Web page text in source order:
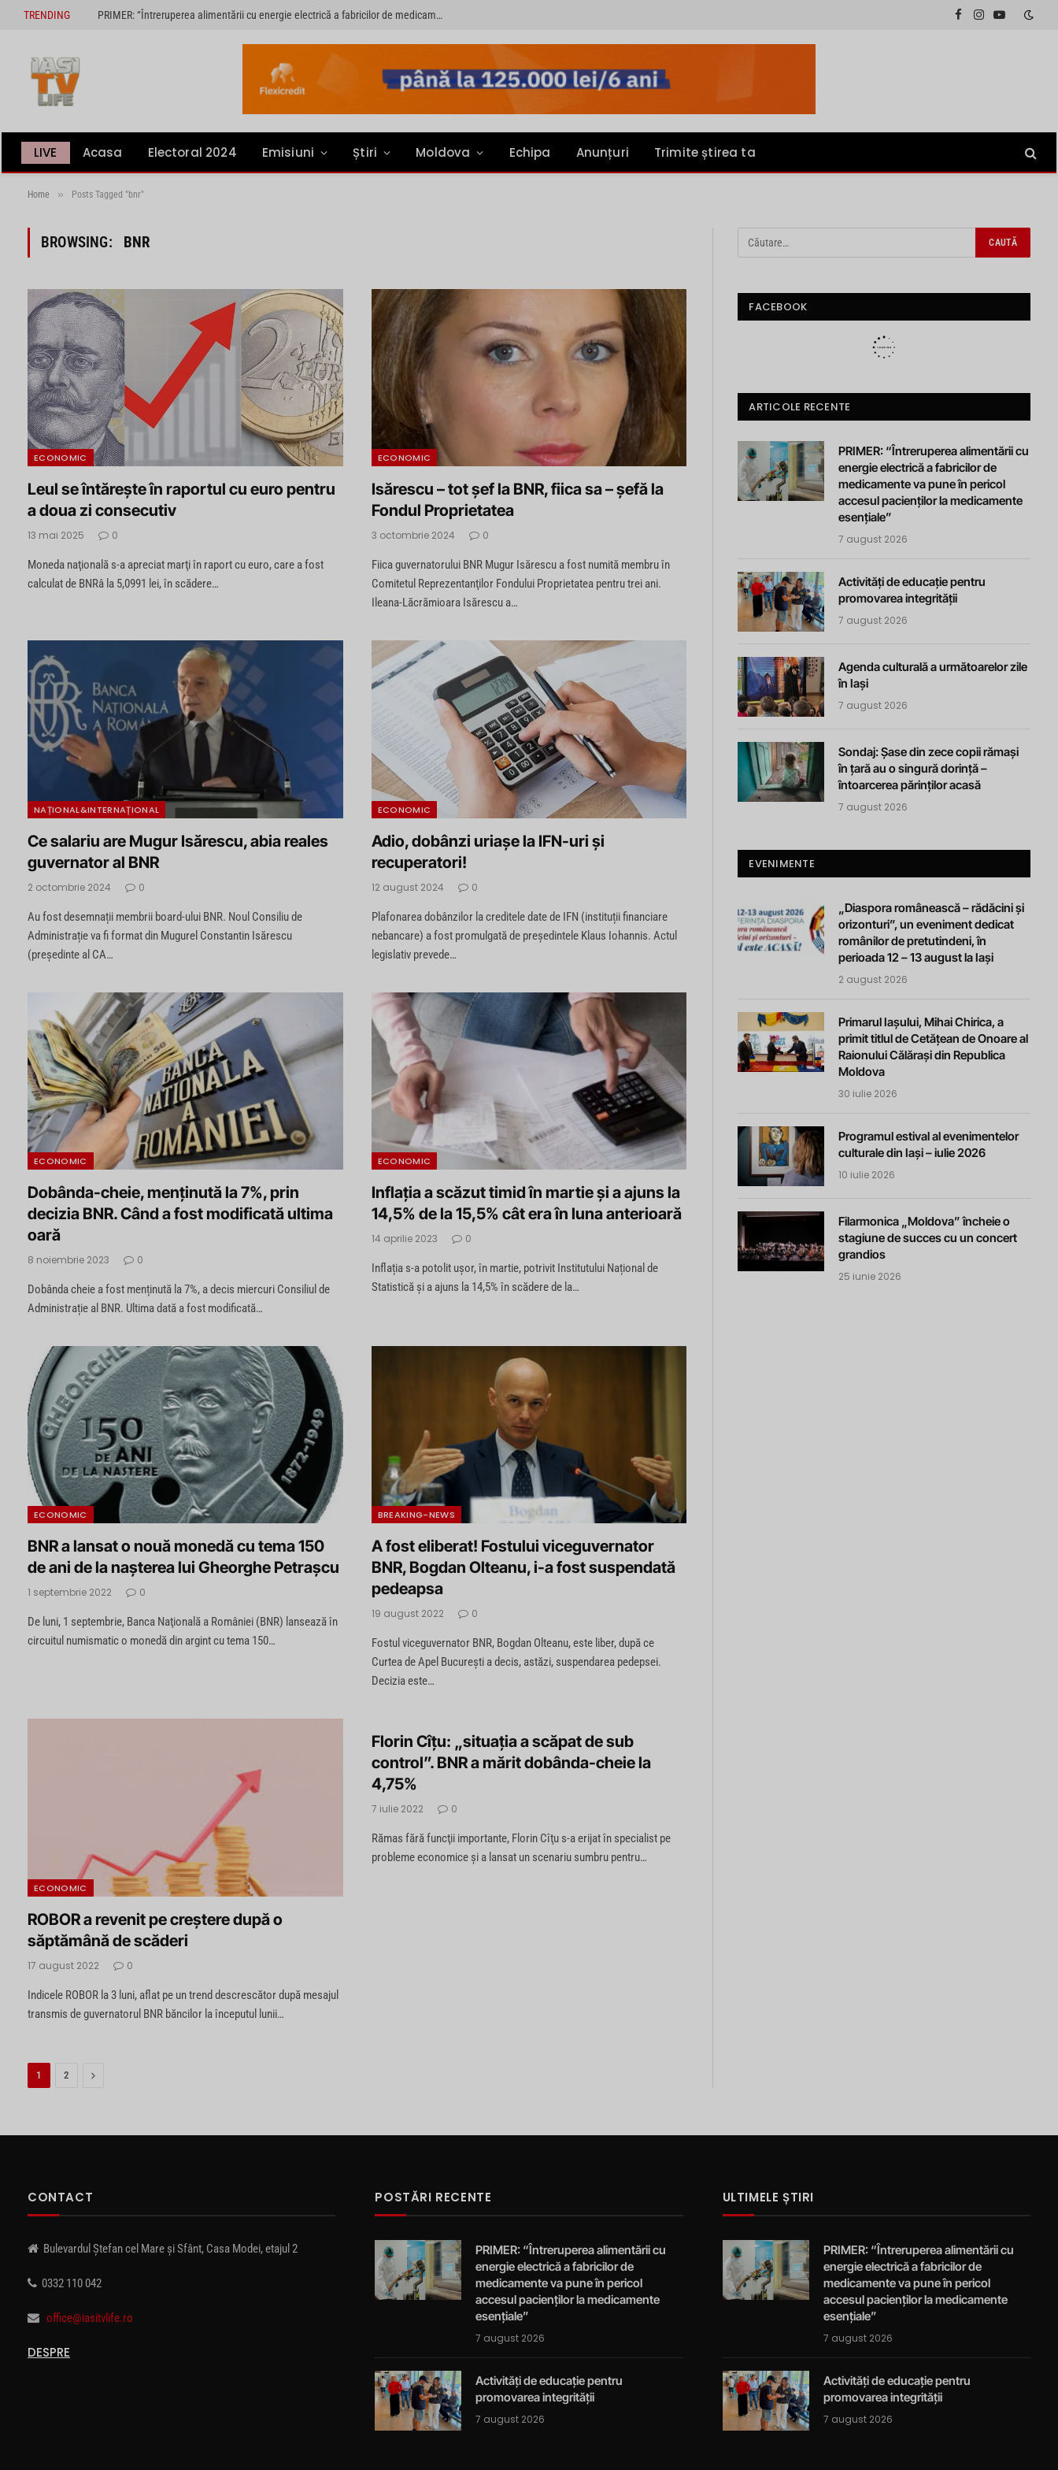
TRENDING PRIMER: “Întreruperea alimentării cu energie electrică a fabricilor de medicamente va pune în pericol accesul pacienților la medicamente esențiale”
Facebook
InstagramYouTube
LIVE Acasa Electoral 2024 Emisiuni Știri Moldova Echipa Anunțuri Trimite știrea ta
Home » Posts Tagged "bnr"
BROWSING: BNR
ECONOMIC
Leul se întărește în raportul cu euro pentru
a doua zi consecutiv
13 mai 2025 0
Moneda naţională s-a apreciat marţi în raport cu euro, care a fost
calculat de BNRâ la 5,0991 lei, în scădere…
ECONOMIC
Isărescu – tot șef la BNR, fiica sa – șefă la
Fondul Proprietatea
3 octombrie 2024 0
Fiica guvernatorului BNR Mugur Isărescu a fost numită membru în
Comitetul Reprezentanţilor Fondului Proprietatea pentru trei ani.
Ileana-Lăcrămioara Isărescu a…
NAȚIONAL&INTERNAȚIONAL
Ce salariu are Mugur Isărescu, abia reales
guvernator al BNR
2 octombrie 2024 0
Au fost desemnații membrii board-ului BNR. Noul Consiliu de
Administrație va fi format din Mugurel Constantin Isărescu
(președinte al CA…
ECONOMIC
Adio, dobânzi uriașe la IFN-uri și
recuperatori!
12 august 2024 0
Plafonarea dobânzilor la creditele date de IFN (instituții financiare
nebancare) a fost promulgată de președintele Klaus Iohannis. Actul
legislativ prevede…
ECONOMIC
Dobânda-cheie, menținută la 7%, prin
decizia BNR. Când a fost modificată ultima
oară
8 noiembrie 2023 0
Dobânda cheie a fost menținută la 7%, a decis miercuri Consiliul de
Administrație al BNR. Ultima dată a fost modificată…
ECONOMIC
Inflația a scăzut timid în martie și a ajuns la
14,5% de la 15,5% cât era în luna anterioară
14 aprilie 2023 0
Inflația s-a potolit ușor, în martie, potrivit Institutului Național de
Statistică și a ajuns la 14,5% în scădere de la…
ECONOMIC
BNR a lansat o nouă monedă cu tema 150
de ani de la nașterea lui Gheorghe Petrașcu
1 septembrie 2022 0
De luni, 1 septembrie, Banca Naţională a României (BNR) lansează în
circuitul numismatic o monedă din argint cu tema 150…
BREAKING-NEWS
A fost eliberat! Fostului viceguvernator
BNR, Bogdan Olteanu, i-a fost suspendată
pedeapsa
19 august 2022 0
Fostul viceguvernator BNR, Bogdan Olteanu, este liber, după ce
Curtea de Apel București a decis, astăzi, suspendarea pedepsei.
Decizia este…
ECONOMIC
ROBOR a revenit pe creștere după o
săptămână de scăderi
17 august 2022 0
Indicele ROBOR la 3 luni, aflat pe un trend descrescător după mesajul
transmis de guvernatorul BNR băncilor la începutul lunii…
Florin Cîţu: „situația a scăpat de sub
control”. BNR a mărit dobânda-cheie la
4,75%
7 iulie 2022 0
Rămas fără funcţii importante, Florin Cîţu s-a erijat în specialist pe
probleme economice şi a lansat un scenariu sumbru pentru…
1 2 Next
FACEBOOK
ARTICOLE RECENTE
PRIMER: “Întreruperea alimentării cu
energie electrică a fabricilor de
medicamente va pune în pericol
accesul pacienților la medicamente
esențiale”
7 august 2026
Activități de educație pentru
promovarea integrității
7 august 2026
Agenda culturală a următoarelor zile
în Iași
7 august 2026
Sondaj: Șase din zece copii rămași
în țară au o singură dorință –
întoarcerea părinților acasă
7 august 2026
EVENIMENTE
„Diaspora românească – rădăcini și
orizonturi”, un eveniment dedicat
românilor de pretutindeni, în
perioada 12 – 13 august la Iași
2 august 2026
Primarul Iașului, Mihai Chirica, a
primit titlul de Cetățean de Onoare al
Raionului Călărași din Republica
Moldova
30 iulie 2026
Programul estival al evenimentelor
culturale din Iași – iulie 2026
10 iulie 2026
Filarmonica „Moldova” încheie o
stagiune de succes cu un concert
grandios
25 iunie 2026
CONTACT
Bulevardul Ștefan cel Mare și Sfânt, Casa Modei, etajul 2
0332 110 042
office@iasitvlife.ro
DESPRE
POSTĂRI RECENTE
PRIMER: “Întreruperea alimentării cu
energie electrică a fabricilor de
medicamente va pune în pericol
accesul pacienților la medicamente
esențiale”
7 august 2026
Activități de educație pentru
promovarea integrității
7 august 2026
ULTIMELE ȘTIRI
PRIMER: “Întreruperea alimentării cu
energie electrică a fabricilor de
medicamente va pune în pericol
accesul pacienților la medicamente
esențiale”
7 august 2026
Activități de educație pentru
promovarea integrității
7 august 2026